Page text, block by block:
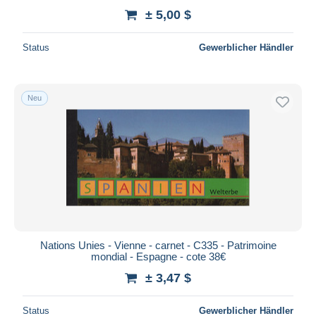
± 5,00 $
Status Gewerblicher Händler
Neu
Nations Unies - Vienne - carnet - C335 - Patrimoine
mondial - Espagne - cote 38€
± 3,47 $
Status Gewerblicher Händler